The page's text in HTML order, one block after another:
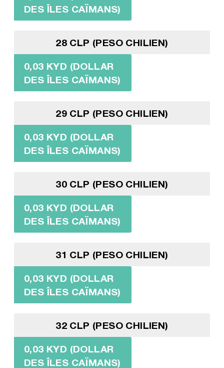
DES ÎLES CAÏMANS)
28 CLP (PESO CHILIEN)
0,03 KYD (DOLLAR
DES ÎLES CAÏMANS)
29 CLP (PESO CHILIEN)
0,03 KYD (DOLLAR
DES ÎLES CAÏMANS)
30 CLP (PESO CHILIEN)
0,03 KYD (DOLLAR
DES ÎLES CAÏMANS)
31 CLP (PESO CHILIEN)
0,03 KYD (DOLLAR
DES ÎLES CAÏMANS)
32 CLP (PESO CHILIEN)
0,03 KYD (DOLLAR
DES ÎLES CAÏMANS)